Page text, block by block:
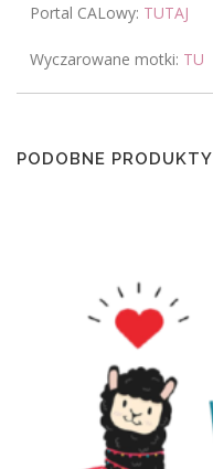
Portal CALowy: TUTAJ
Wyczarowane motki: TU
PODOBNE PRODUKTY